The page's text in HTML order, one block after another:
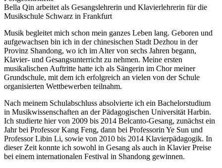
Bella Qin arbeitet als Gesangslehrerin und Klavierlehrerin für die
Musikschule Schwarz in Frankfurt
Musik begleitet mich schon mein ganzes Leben lang. Geboren und
aufgewachsen bin ich in der chinesischen Stadt Dezhou in der
Provinz Shandong, wo ich im Alter von sechs Jahren begann,
Klavier- und Gesangsunterricht zu nehmen. Meine ersten
musikalischen Auftritte hatte ich als Sängerin im Chor meiner
Grundschule, mit dem ich erfolgreich an vielen von der Schule
organisierten Wettbewerben teilnahm.
Nach meinem Schulabschluss absolvierte ich ein Bachelorstudium
in Musikwissenschaften an der Pädagogischen Universität Harbin.
Ich studierte hier von 2009 bis 2014 Belcanto-Gesang, zunächst ein
Jahr bei Professor Kang Feng, dann bei Professorin Ye Sun und
Professor Libin Li, sowie von 2010 bis 2014 Klavierpädagogik. In
dieser Zeit konnte ich sowohl in Gesang als auch in Klavier Preise
bei einem internationalen Festival in Shandong gewinnen.